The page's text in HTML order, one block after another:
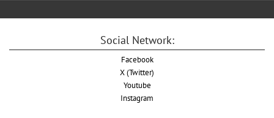
Social Network:
Facebook
X (Twitter)
Youtube
Instagram